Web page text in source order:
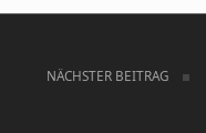
NÄCHSTER BEITRAG